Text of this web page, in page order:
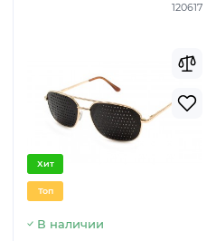
120617
Хит
Топ
В наличии